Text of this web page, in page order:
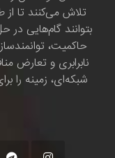
تلاش می‌کنند تا
بتوانند گام‌هایی
حاکمیت،
نابرابری و تعارض
شبکه‌ای، زمینه را